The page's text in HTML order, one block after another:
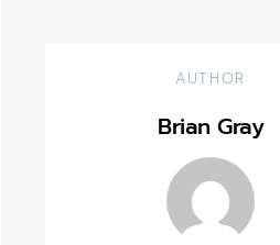
AUTHOR
Brian Gray